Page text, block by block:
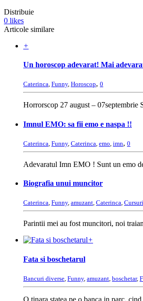
Distribuie
0 likes
Articole similare
+
Un horoscop adevarat! Mai
Caterinca, Funny, Horoscop, 0
Horrorscop 27 august – 07septembrie
Imnul EMO: sa fii emo e naspa !!
Caterinca Funny, Caterinca emo imn, 0
Adevaratul Imn EMO ! Sunt un emo
Biografia unui muncitor
Caterinca, Funny, amuzant, Caterinca, Cursuri
Parintii mei au fost muncitori, noi
+
Fata si boschetarul
Bancuri diverse Funny, amuzant boschetar,
O tinara statea pe o banca in parc,